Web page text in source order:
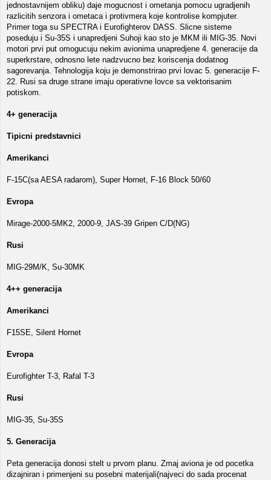
jednostavnijem obliku) daje mogucnost i ometanja pomocu ugradjenih
razlicitih senzora i ometaca i protivmera koje kontrolise kompjuter.
Primer toga su SPECTRA i Eurofighterov DASS. Slicne sisteme
poseduju i Su-35S i unapredjeni Suhoji kao sto je MKM ili MIG-35. Novi
motori prvi put omogucuju nekim avionima unapredjene 4. generacije da
superkrstare, odnosno lete nadzvucno bez koriscenja dodatnog
sagorevanja. Tehnologija koju je demonstrirao prvi lovac 5. generacije F-
22. Rusi sa druge strane imaju operativne lovce sa vektorisanim
potiskom.
4+ generacija
Tipicni predstavnici
Amerikanci
F-15C(sa AESA radarom), Super Hornet, F-16 Block 50/60
Evropa
Mirage-2000-5MK2, 2000-9, JAS-39 Gripen C/D(NG)
Rusi
MIG-29M/K, Su-30MK
4++ generacija
Amerikanci
F15SE, Silent Hornet
Evropa
Eurofighter T-3, Rafal T-3
Rusi
MIG-35, Su-35S
5. Generacija
Peta generacija donosi stelt u prvom planu. Zmaj aviona je od pocetka
dizajniran i primenjeni su posebni materijali(najveci do sada procenat